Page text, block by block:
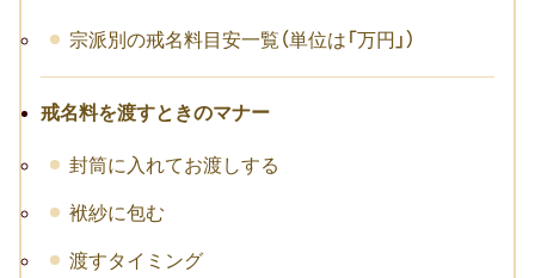
宗派別の戒名料目安一覧（単位は「万円」）
戒名料を渡すときのマナー
封筒に入れてお渡しする
袱紗に包む
渡すタイミング